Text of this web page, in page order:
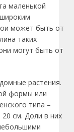
маленькой
может быть от
таких
могут быть от
растения.
формы или
типа –
20 см. Доли в них